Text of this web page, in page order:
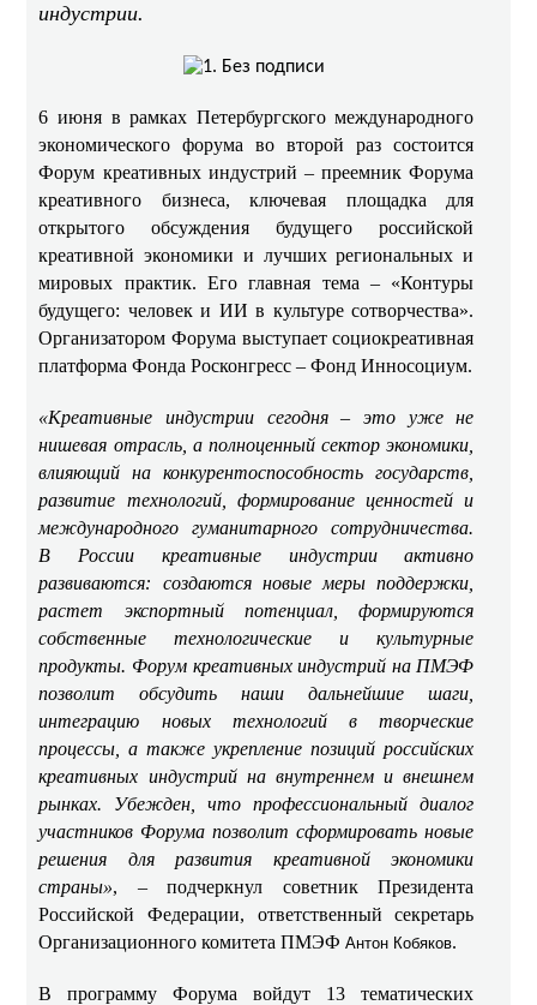
индустрии.
6 июня в рамках Петербургского международного
экономического форума во второй раз состоится
Форум креативных индустрий – преемник Форума
креативного бизнеса, ключевая площадка для
открытого обсуждения будущего российской
креативной экономики и лучших региональных и
мировых практик. Его главная тема – «Контуры
будущего: человек и ИИ в культуре сотворчества».
Организатором Форума выступает социокреативная
платформа Фонда Росконгресс – Фонд Инносоциум.
«Креативные индустрии сегодня – это уже не
нишевая отрасль, а полноценный сектор экономики,
влияющий на конкурентоспособность государств,
развитие технологий, формирование ценностей и
международного гуманитарного сотрудничества.
В России креативные индустрии активно
развиваются: создаются новые меры поддержки,
растет экспортный потенциал, формируются
собственные технологические и культурные
продукты. Форум креативных индустрий на ПМЭФ
позволит обсудить наши дальнейшие шаги,
интеграцию новых технологий в творческие
процессы, а также укрепление позиций российских
креативных индустрий на внутреннем и внешнем
рынках. Убежден, что профессиональный диалог
участников Форума позволит сформировать новые
решения для развития креативной экономики
страны», – подчеркнул советник Президента
Российской Федерации, ответственный секретарь
Организационного комитета ПМЭФАнтон Кобяков.
В программу Форума войдут 13 тематических